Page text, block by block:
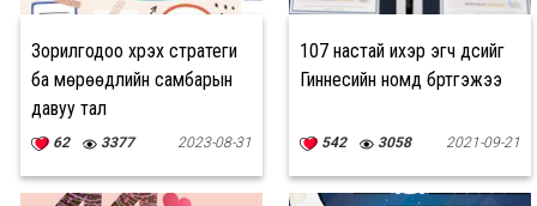
Зорилгодоо хүрэх стратеги
ба мөрөөдлийн самбарын
давуу тал
62 3377 2023-08-31
107 настай ихэр эгч дүүсийг
Гиннесийн номд бүртгэжээ
542 3058 2021-09-21